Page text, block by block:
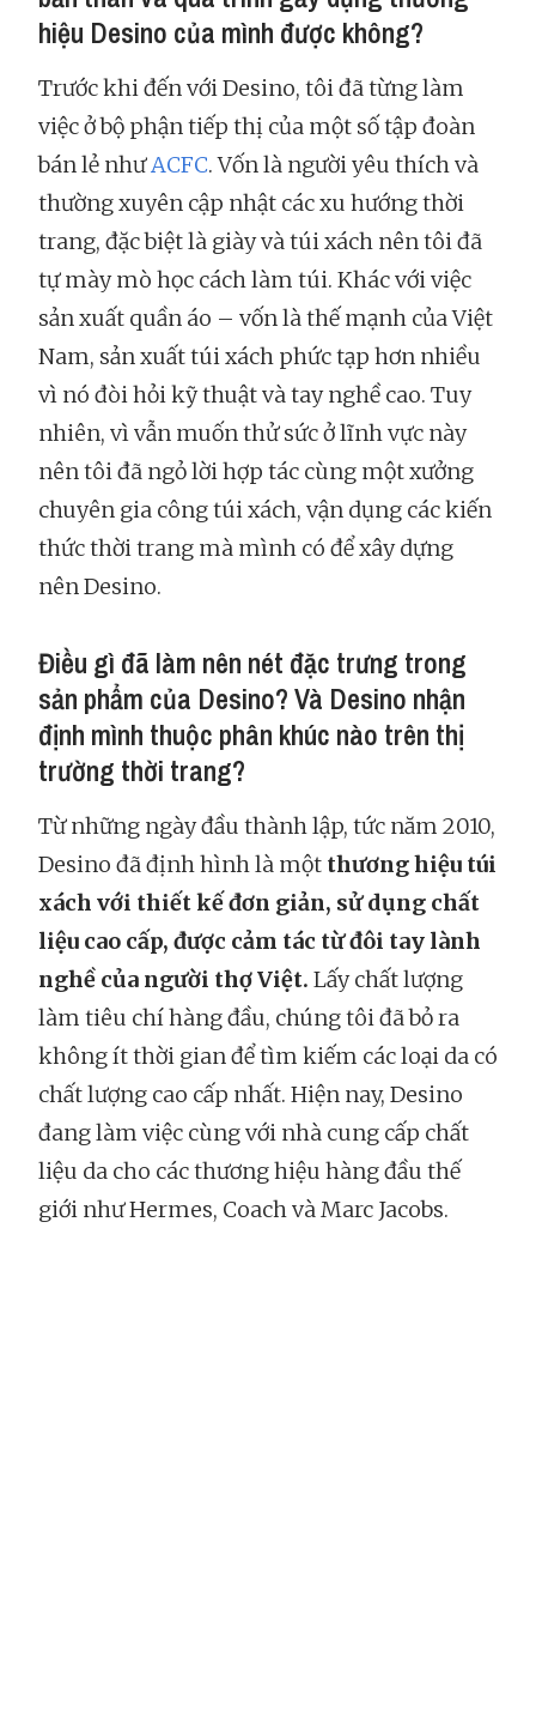
hiệu Desino của mình được không?
Trước khi đến với Desino, tôi đã từng làm
việc ở bộ phận tiếp thị của một số tập đoàn
bán lẻ nhưACFC. Vốn là người yêu thích và
thường xuyên cập nhật các xu hướng thời
trang, đặc biệt là giày và túi xách nên tôi đã
tự mày mò học cách làm túi. Khác với việc
sản xuất quần áo – vốn là thế mạnh của Việt
Nam, sản xuất túi xách phức tạp hơn nhiều
vì nó đòi hỏi kỹ thuật và tay nghề cao. Tuy
nhiên, vì vẫn muốn thử sức ở lĩnh vực này
nên tôi đã ngỏ lời hợp tác cùng một xưởng
chuyên gia công túi xách, vận dụng các kiến
thức thời trang mà mình có để xây dựng
nên Desino.
Điều gì đã làm nên nét đặc trưng trong
sản phẩm của Desino? Và Desino nhận
định mình thuộc phân khúc nào trên thị
trường thời trang?
Từ những ngày đầu thành lập, tức năm 2010,
Desino đã định hình là một thương hiệu túi
xách với thiết kế đơn giản, sử dụng chất
liệu cao cấp, được cảm tác từ đôi tay lành
nghề của người thợ Việt. Lấy chất lượng
làm tiêu chí hàng đầu, chúng tôi đã bỏ ra
không ít thời gian để tìm kiếm các loại da có
chất lượng cao cấp nhất. Hiện nay, Desino
đang làm việc cùng với nhà cung cấp chất
liệu da cho các thương hiệu hàng đầu thế
giới như Hermes, Coach và Marc Jacobs.